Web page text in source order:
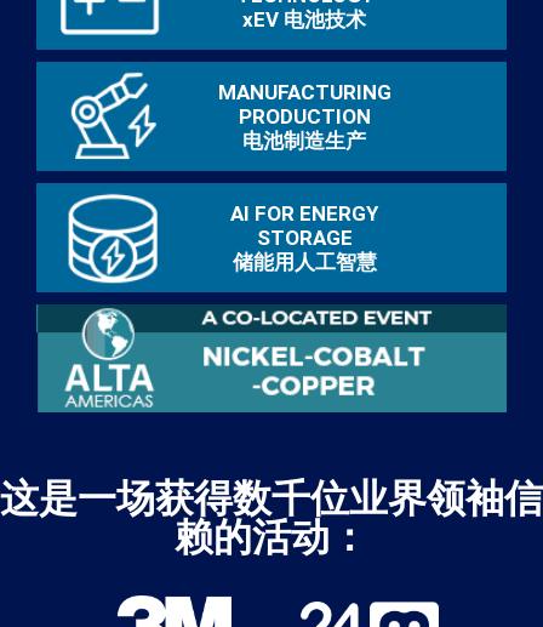
xEV 电池技术
MANUFACTURING
PRODUCTION
电池制造生产
AI FOR ENERGY
STORAGE
储能用人工智慧
这是一场获得数千位业界领袖信
赖的活动：